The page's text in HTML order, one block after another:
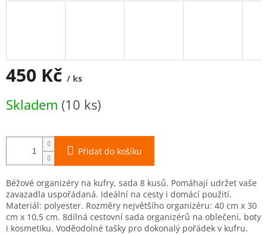
450 Kč / ks
cena:
Skladem (10 ks)
Přidat do košíku
Béžové organizéry na kufry, sada 8 kusů. Pomáhají udržet vaše
zavazadla uspořádaná. Ideální na cesty i domácí použití.
Materiál: polyester. Rozměry největšího organizéru: 40 cm x 30
cm x 10,5 cm. 8dílná cestovní sada organizérů na oblečení, boty
i kosmetiku. Voděodolné tašky pro dokonalý pořádek v kufru.